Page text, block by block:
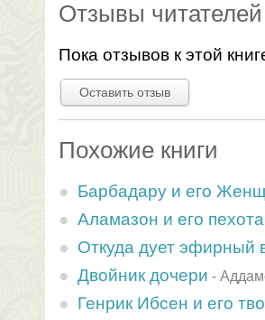
Отзывы читателей
Пока отзывов к этой
Оставить отзыв
Похожие книги
Барбадару и его
Аламазон и его пехота
Откуда дует эфирный
Двойник дочери -
Генрик Ибсен и его